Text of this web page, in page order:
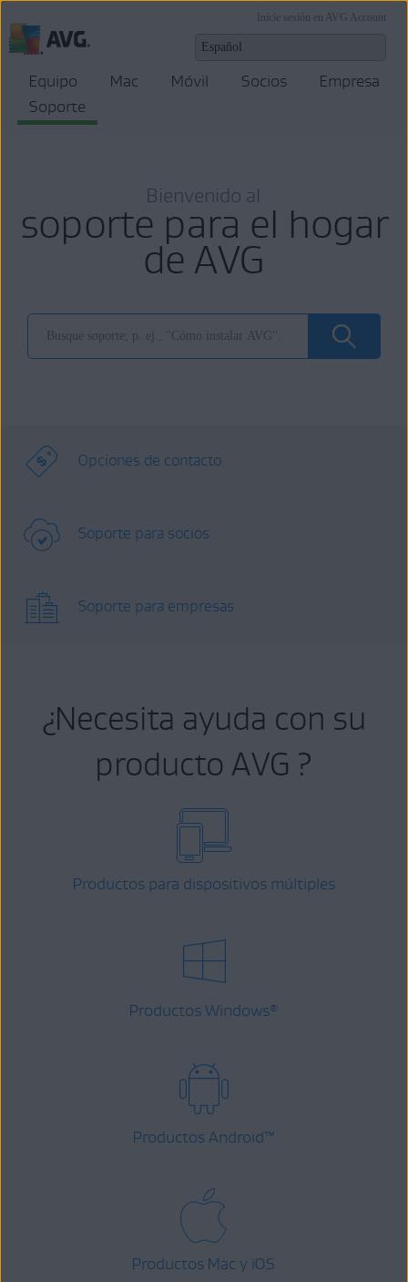
Inicie sesión en AVG Account
Equipo Mac Móvil Socios
Empresa
Soporte
Bienvenido al
soporte para el hogar
de AVG
Opciones de contacto
Soporte para socios
Soporte para empresas
¿Necesita ayuda con su
producto AVG ?
Productos para dispositivos múltiples
Productos Windows®
Productos Android™
Productos Mac y iOS